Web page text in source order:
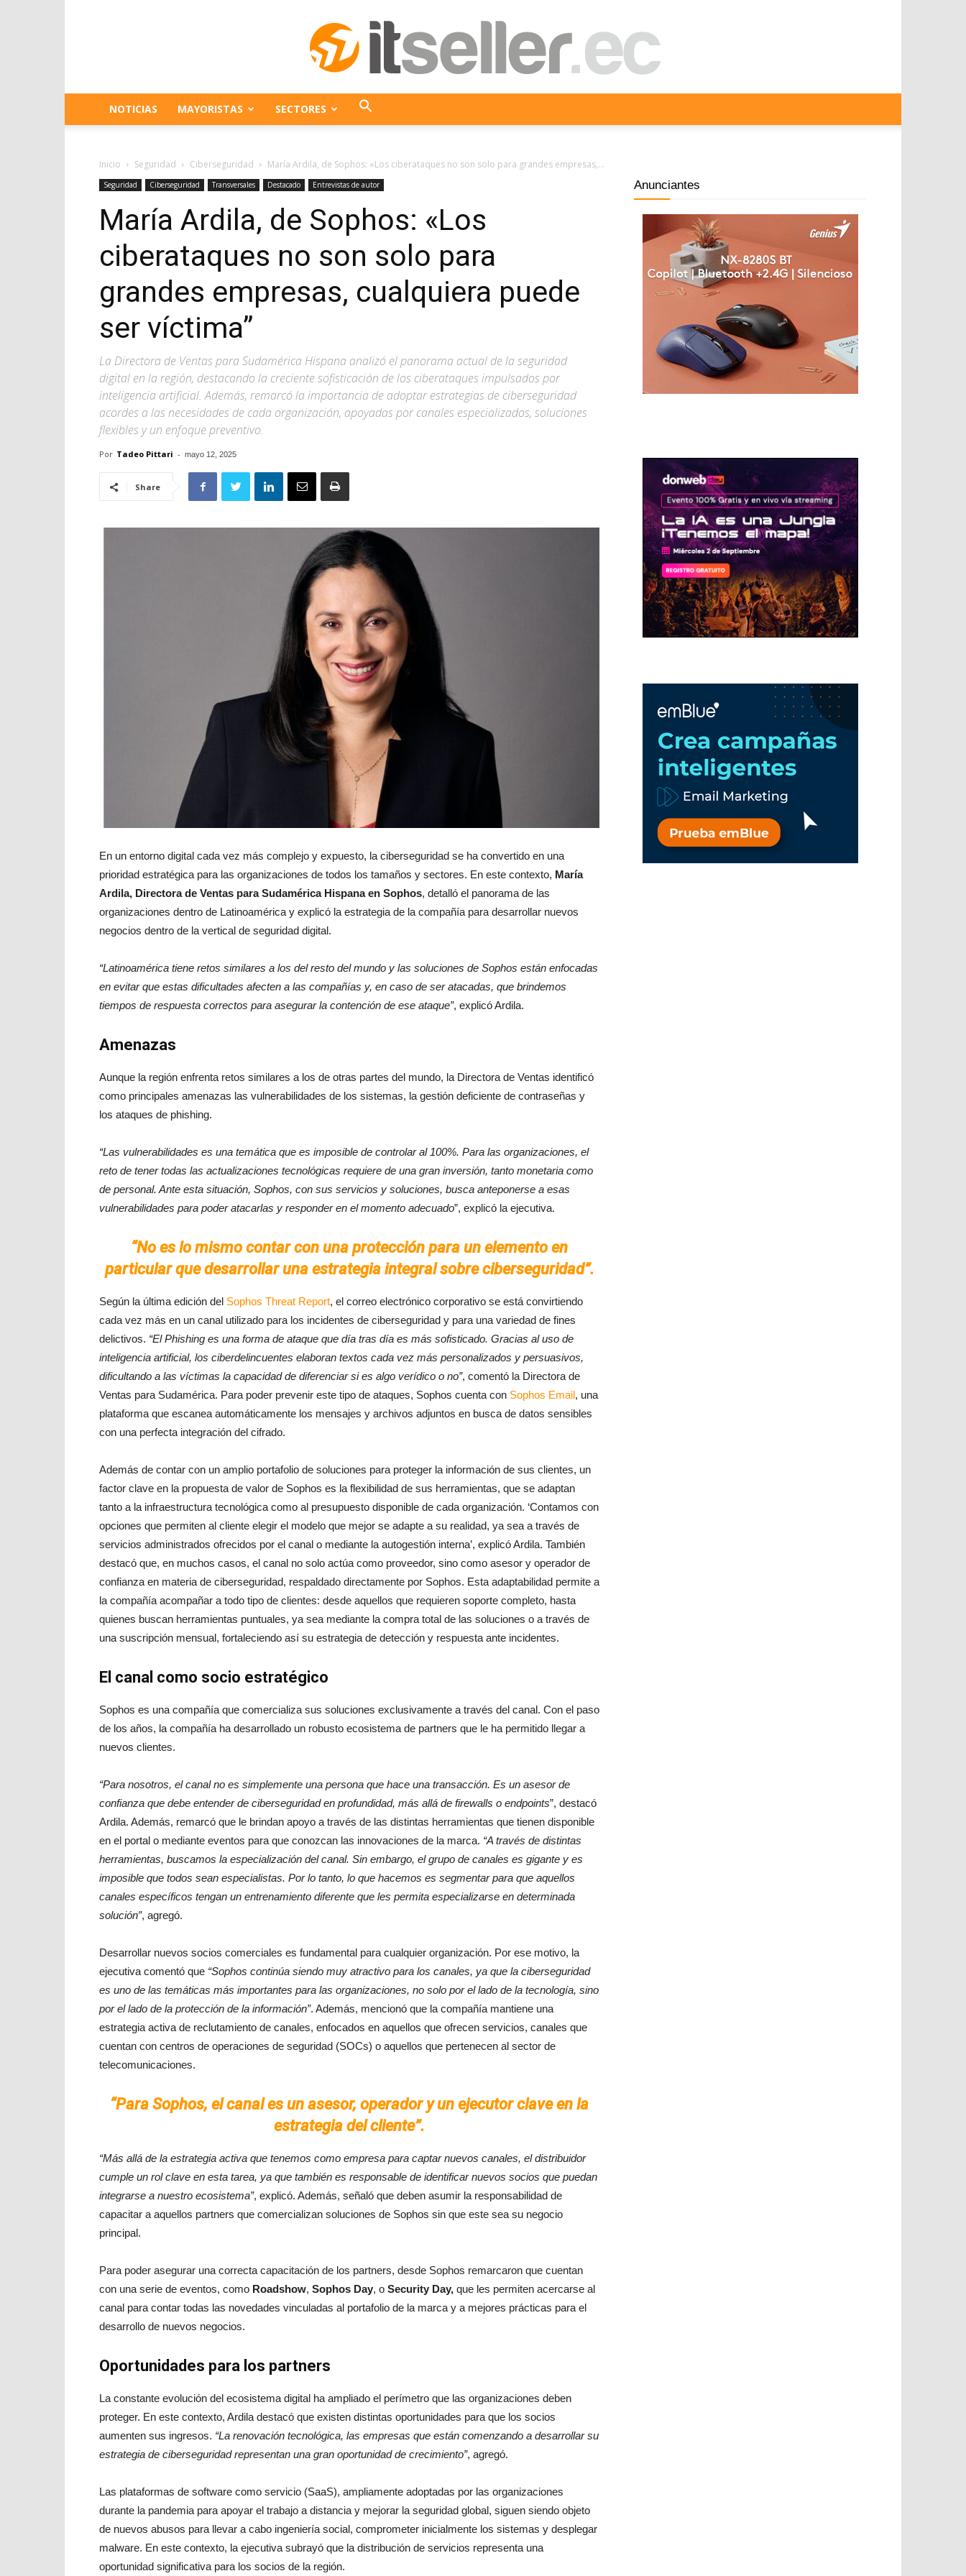
ITseller
Ecuador
NOTICIAS MAYORISTAS SECTORES
Inicio Seguridad Ciberseguridad María Ardila, de Sophos: «Los ciberataques no son solo para grandes empresas,...
Seguridad Ciberseguridad Transversales Destacado Entrevistas de autor
María Ardila, de Sophos: «Los
ciberataques no son solo para
grandes empresas, cualquiera puede
ser víctima”
La Directora de Ventas para Sudamérica Hispana analizó el panorama actual de la seguridad
digital en la región, destacando la creciente sofisticación de los ciberataques impulsados por
inteligencia artificial. Además, remarcó la importancia de adoptar estrategias de ciberseguridad
acordes a las necesidades de cada organización, apoyadas por canales especializados, soluciones
flexibles y un enfoque preventivo.
Por Tadeo Pittari - mayo 12, 2025
Share
En un entorno digital cada vez más complejo y expuesto, la ciberseguridad se ha convertido en una
prioridad estratégica para las organizaciones de todos los tamaños y sectores. En este contexto, María
Ardila, Directora de Ventas para Sudamérica Hispana en Sophos, detalló el panorama de las
organizaciones dentro de Latinoamérica y explicó la estrategia de la compañía para desarrollar nuevos
negocios dentro de la vertical de seguridad digital.
“Latinoamérica tiene retos similares a los del resto del mundo y las soluciones de Sophos están enfocadas
en evitar que estas dificultades afecten a las compañías y, en caso de ser atacadas, que brindemos
tiempos de respuesta correctos para asegurar la contención de ese ataque”, explicó Ardila.
Amenazas
Aunque la región enfrenta retos similares a los de otras partes del mundo, la Directora de Ventas identificó
como principales amenazas las vulnerabilidades de los sistemas, la gestión deficiente de contraseñas y
los ataques de phishing.
“Las vulnerabilidades es una temática que es imposible de controlar al 100%. Para las organizaciones, el
reto de tener todas las actualizaciones tecnológicas requiere de una gran inversión, tanto monetaria como
de personal. Ante esta situación, Sophos, con sus servicios y soluciones, busca anteponerse a esas
vulnerabilidades para poder atacarlas y responder en el momento adecuado”, explicó la ejecutiva.
“No es lo mismo contar con una protección para un elemento en
particular que desarrollar una estrategia integral sobre ciberseguridad”.
Según la última edición del Sophos Threat Report, el correo electrónico corporativo se está convirtiendo
cada vez más en un canal utilizado para los incidentes de ciberseguridad y para una variedad de fines
delictivos. “El Phishing es una forma de ataque que día tras día es más sofisticado. Gracias al uso de
inteligencia artificial, los ciberdelincuentes elaboran textos cada vez más personalizados y persuasivos,
dificultando a las víctimas la capacidad de diferenciar si es algo verídico o no”, comentó la Directora de
Ventas para Sudamérica. Para poder prevenir este tipo de ataques, Sophos cuenta con Sophos Email, una
plataforma que escanea automáticamente los mensajes y archivos adjuntos en busca de datos sensibles
con una perfecta integración del cifrado.
Además de contar con un amplio portafolio de soluciones para proteger la información de sus clientes, un
factor clave en la propuesta de valor de Sophos es la flexibilidad de sus herramientas, que se adaptan
tanto a la infraestructura tecnológica como al presupuesto disponible de cada organización. ‘Contamos con
opciones que permiten al cliente elegir el modelo que mejor se adapte a su realidad, ya sea a través de
servicios administrados ofrecidos por el canal o mediante la autogestión interna’, explicó Ardila. También
destacó que, en muchos casos, el canal no solo actúa como proveedor, sino como asesor y operador de
confianza en materia de ciberseguridad, respaldado directamente por Sophos. Esta adaptabilidad permite a
la compañía acompañar a todo tipo de clientes: desde aquellos que requieren soporte completo, hasta
quienes buscan herramientas puntuales, ya sea mediante la compra total de las soluciones o a través de
una suscripción mensual, fortaleciendo así su estrategia de detección y respuesta ante incidentes.
El canal como socio estratégico
Sophos es una compañía que comercializa sus soluciones exclusivamente a través del canal. Con el paso
de los años, la compañía ha desarrollado un robusto ecosistema de partners que le ha permitido llegar a
nuevos clientes.
“Para nosotros, el canal no es simplemente una persona que hace una transacción. Es un asesor de
confianza que debe entender de ciberseguridad en profundidad, más allá de firewalls o endpoints”, destacó
Ardila. Además, remarcó que le brindan apoyo a través de las distintas herramientas que tienen disponible
en el portal o mediante eventos para que conozcan las innovaciones de la marca. “A través de distintas
herramientas, buscamos la especialización del canal. Sin embargo, el grupo de canales es gigante y es
imposible que todos sean especialistas. Por lo tanto, lo que hacemos es segmentar para que aquellos
canales específicos tengan un entrenamiento diferente que les permita especializarse en determinada
solución”, agregó.
Desarrollar nuevos socios comerciales es fundamental para cualquier organización. Por ese motivo, la
ejecutiva comentó que “Sophos continúa siendo muy atractivo para los canales, ya que la ciberseguridad
es uno de las temáticas más importantes para las organizaciones, no solo por el lado de la tecnología, sino
por el lado de la protección de la información”. Además, mencionó que la compañía mantiene una
estrategia activa de reclutamiento de canales, enfocados en aquellos que ofrecen servicios, canales que
cuentan con centros de operaciones de seguridad (SOCs) o aquellos que pertenecen al sector de
telecomunicaciones.
“Para Sophos, el canal es un asesor, operador y un ejecutor clave en la
estrategia del cliente”.
“Más allá de la estrategia activa que tenemos como empresa para captar nuevos canales, el distribuidor
cumple un rol clave en esta tarea, ya que también es responsable de identificar nuevos socios que puedan
integrarse a nuestro ecosistema”, explicó. Además, señaló que deben asumir la responsabilidad de
capacitar a aquellos partners que comercializan soluciones de Sophos sin que este sea su negocio
principal.
Para poder asegurar una correcta capacitación de los partners, desde Sophos remarcaron que cuentan
con una serie de eventos, como Roadshow, Sophos Day, o Security Day, que les permiten acercarse al
canal para contar todas las novedades vinculadas al portafolio de la marca y a mejores prácticas para el
desarrollo de nuevos negocios.
Oportunidades para los partners
La constante evolución del ecosistema digital ha ampliado el perímetro que las organizaciones deben
proteger. En este contexto, Ardila destacó que existen distintas oportunidades para que los socios
aumenten sus ingresos. “La renovación tecnológica, las empresas que están comenzando a desarrollar su
estrategia de ciberseguridad representan una gran oportunidad de crecimiento”, agregó.
Las plataformas de software como servicio (SaaS), ampliamente adoptadas por las organizaciones
durante la pandemia para apoyar el trabajo a distancia y mejorar la seguridad global, siguen siendo objeto
de nuevos abusos para llevar a cabo ingeniería social, comprometer inicialmente los sistemas y desplegar
malware. En este contexto, la ejecutiva subrayó que la distribución de servicios representa una
oportunidad significativa para los socios de la región.
Anunciantes